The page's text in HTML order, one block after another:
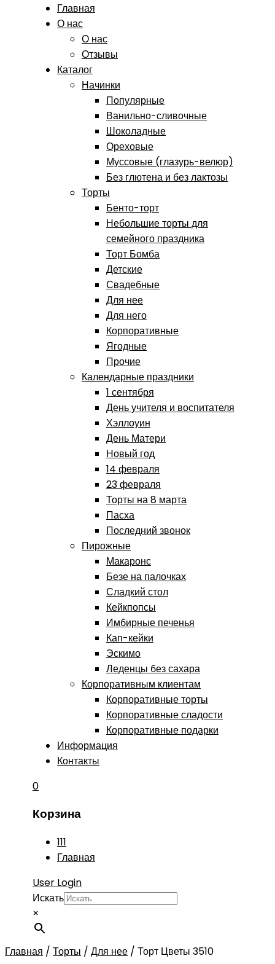
Главная
О нас
О нас
Отзывы
Каталог
Начинки
Популярные
Ванильно-сливочные
Шоколадные
Ореховые
Муссовые (глазурь-велюр)
Без глютена и без лактозы
Торты
Бенто-торт
Небольшие торты для
семейного праздника
Торт Бомба
Детские
Свадебные
Для нее
Для него
Корпоративные
Ягодные
Прочие
Календарные праздники
1 сентября
День учителя и воспитателя
Хэллоуин
День Матери
Новый год
14 февраля
23 февраля
Торты на 8 марта
Пасха
Последний звонок
Пирожные
Макаронс
Безе на палочках
Сладкий стол
Кейкпопсы
Имбирные печенья
Кап-кейки
Эскимо
Леденцы без сахара
Корпоративным клиентам
Корпоративные торты
Корпоративные сладости
Корпоративные подарки
Информация
Контакты
0
Корзина
111
Главная
User Login
Искать
×
Главная / Торты / Для нее / Торт Цветы 3510